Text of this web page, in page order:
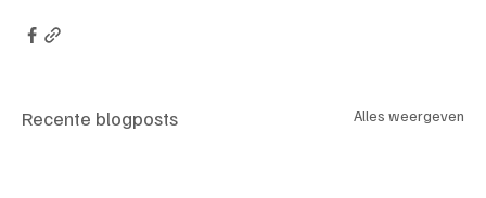
Recente blogposts Alles weergeven